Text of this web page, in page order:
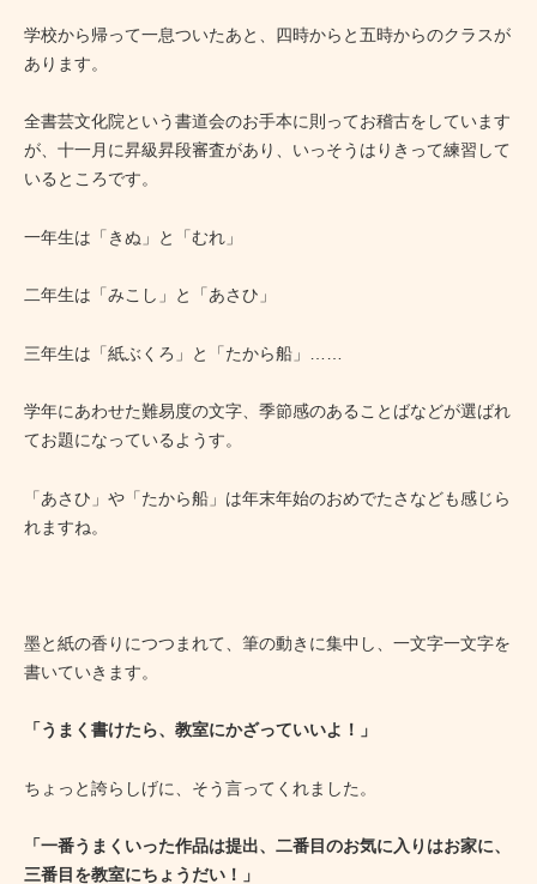
学校から帰って一息ついたあと、四時からと五時からのクラスが
あります。
全書芸文化院という書道会のお手本に則ってお稽古をしています
が、 十一月に昇級昇段審査があり、いっそうはりきって練習して
いるところです。
一年生は「きぬ」と「むれ」
二年生は「みこし」と「あさひ」
三年生は「紙ぶくろ」と「たから船」……
学年にあわせた難易度の文字、季節感のあることばなどが選ばれ
てお題になっているようす。
「あさひ」や「たから船」は年末年始のおめでたさなども感じら
れますね。
墨と紙の香りにつつまれて、筆の動きに集中し、一文字一文字を
書いていきます。
「うまく書けたら、教室にかざっていいよ！」
ちょっと誇らしげに、そう言ってくれました。
「一番うまくいった作品は提出、二番目のお気に入りはお家に、
三番目を教室にちょうだい！」